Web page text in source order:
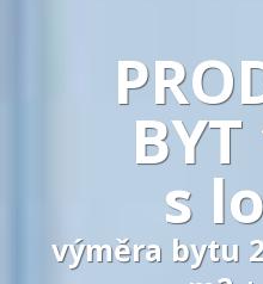
s
výměra bytu